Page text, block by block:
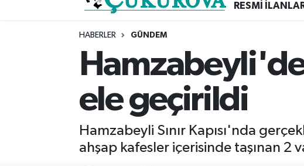
RESMİ
HABERLER GÜNDEM
ele geçirildi
Hamzabeyli Sınır Kapısı'nda
ahşap kafesler içerisinde taşınan 2
Mersin Trafik Yoğunluk Haritası
Tüm Manşetler
Son Dakika Haberleri
Haber Arşivi